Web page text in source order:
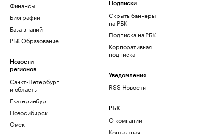
Финансы
Биографии
База знаний
РБК Образование
Новости
регионов
Санкт-Петербург
и область
Екатеринбург
Новосибирск
Омск
Подписки
Скрыть баннеры
на РБК
Подписка на РБК
Корпоративная
подписка
Уведомления
RSS Новости
РБК
О компании
Контактная